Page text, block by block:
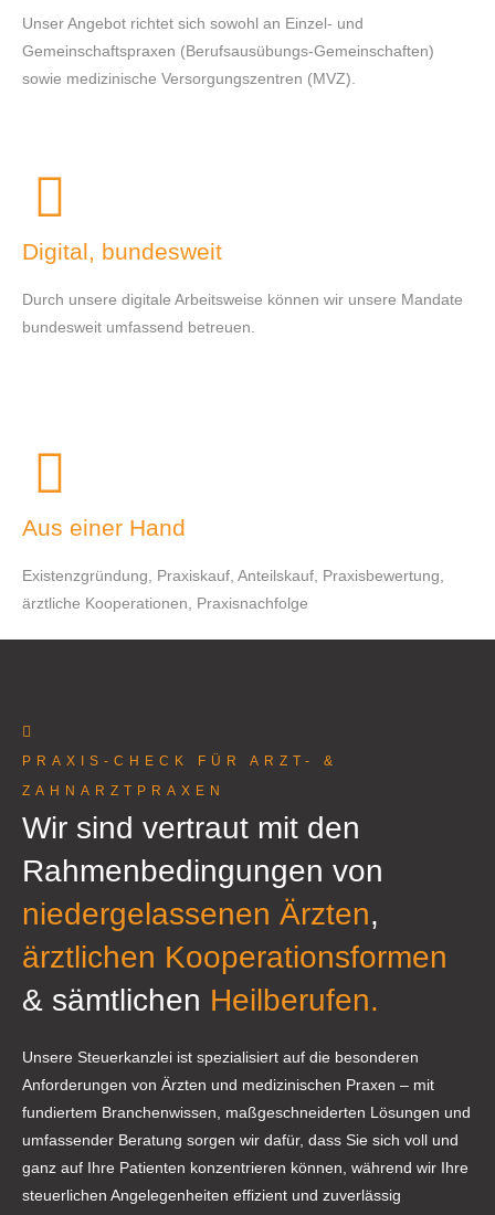
Unser Angebot richtet sich sowohl an Einzel- und
Gemeinschaftspraxen (Berufsausübungs-Gemeinschaften)
sowie medizinische Versorgungszentren (MVZ).
Digital, bundesweit
Durch unsere digitale Arbeitsweise können wir unsere Mandate
bundesweit umfassend betreuen.
Aus einer Hand
Existenzgründung, Praxiskauf, Anteilskauf, Praxisbewertung,
ärztliche Kooperationen, Praxisnachfolge
PRAXIS-CHECK FÜR ARZT- &
ZAHNARZTPRAXEN
Wir sind vertraut mit den
Rahmenbedingungen von
niedergelassenen Ärzten,
ärztlichen Kooperationsformen
& sämtlichen Heilberufen.
Unsere Steuerkanzlei ist spezialisiert auf die besonderen
Anforderungen von Ärzten und medizinischen Praxen – mit
fundiertem Branchenwissen, maßgeschneiderten Lösungen und
umfassender Beratung sorgen wir dafür, dass Sie sich voll und
ganz auf Ihre Patienten konzentrieren können, während wir Ihre
steuerlichen Angelegenheiten effizient und zuverlässig